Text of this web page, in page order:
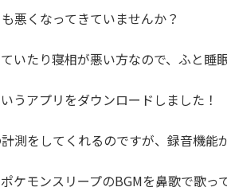
悪くなってきていませんか？
いたり寝相が悪い方なので、ふと睡
うアプリをダウンロードしました！
測をしてくれるのですが、録音機能
ケモンスリープのBGMを鼻歌で歌っ